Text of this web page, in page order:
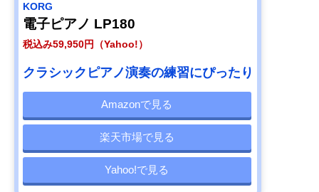
KORG
電子ピアノ LP180
税込み59,950円（Yahoo!）
クラシックピアノ演奏の練習にぴったり
Amazonで見る
楽天市場で見る
Yahoo!で見る